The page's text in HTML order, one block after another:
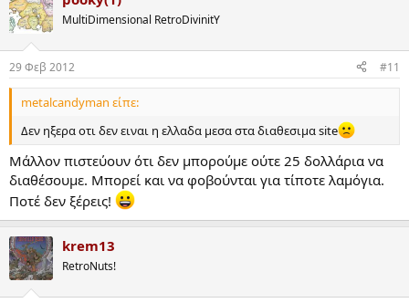
MultiDimensional RetroDivinitY
29 Φεβ 2012 #11
metalcandyman είπε:
Δεν ηξερα οτι δεν ειναι η ελλαδα μεσα στα διαθεσιμα site
Μάλλον πιστεύουν ότι δεν μπορούμε ούτε 25 δολλάρια να
διαθέσουμε. Μπορεί και να φοβούνται για τίποτε λαμόγια.
Ποτέ δεν ξέρεις!
krem13
RetroNuts!